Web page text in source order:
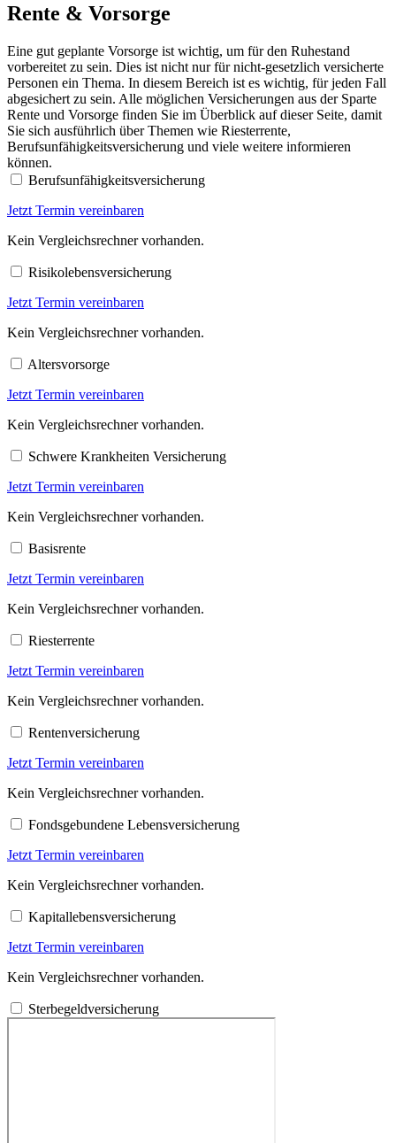
Rente & Vorsorge
Eine gut geplante Vorsorge ist wichtig, um für den Ruhestand
vorbereitet zu sein. Dies ist nicht nur für nicht-gesetzlich versicherte
Personen ein Thema. In diesem Bereich ist es wichtig, für jeden Fall
abgesichert zu sein. Alle möglichen Versicherungen aus der Sparte
Rente und Vorsorge finden Sie im Überblick auf dieser Seite, damit
Sie sich ausführlich über Themen wie Riesterrente,
Berufsunfähigkeitsversicherung und viele weitere informieren
können.
Berufsunfähigkeitsversicherung
Jetzt Termin vereinbaren
Kein Vergleichsrechner vorhanden.
Risikolebensversicherung
Jetzt Termin vereinbaren
Kein Vergleichsrechner vorhanden.
Altersvorsorge
Jetzt Termin vereinbaren
Kein Vergleichsrechner vorhanden.
Schwere Krankheiten Versicherung
Jetzt Termin vereinbaren
Kein Vergleichsrechner vorhanden.
Basisrente
Jetzt Termin vereinbaren
Kein Vergleichsrechner vorhanden.
Riesterrente
Jetzt Termin vereinbaren
Kein Vergleichsrechner vorhanden.
Rentenversicherung
Jetzt Termin vereinbaren
Kein Vergleichsrechner vorhanden.
Fondsgebundene Lebensversicherung
Jetzt Termin vereinbaren
Kein Vergleichsrechner vorhanden.
Kapitallebensversicherung
Jetzt Termin vereinbaren
Kein Vergleichsrechner vorhanden.
Sterbegeldversicherung